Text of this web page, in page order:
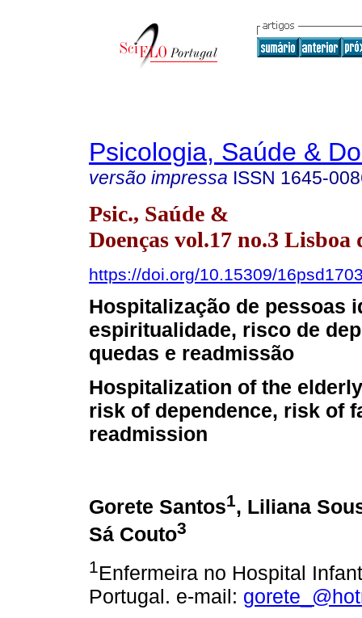
Psicologia, Saúde &
versão impressa ISSN 1645-
Psic., Saúde &
Doenças vol.17 no.3 Lisboa
https://doi.org/10.15309/
Hospitalização de pessoas
espiritualidade, risco de
quedas e readmissão
Hospitalization of the
risk of dependence, risk of
readmission
Gorete Santos1, Liliana
Sá Couto3
1 Enfermeira no Hospital
Portugal. e-mail: